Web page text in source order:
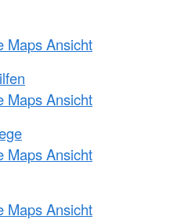
Maps Ansicht
Maps Ansicht
Maps Ansicht
Maps Ansicht